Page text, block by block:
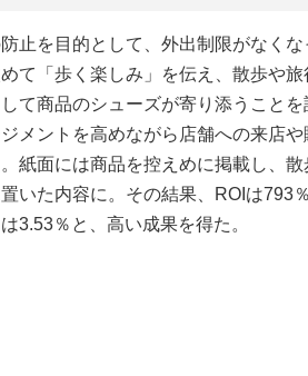
止を目的として、外出制限がなくな
て「歩く楽しみ」を伝え、散歩や旅
て商品のシューズが寄り添うことを
メントを高めながら店舗への来店や
紙面には商品を控えめに掲載し、散
いた内容に。その結果、ROIは793％
3.53％と、高い成果を得た。